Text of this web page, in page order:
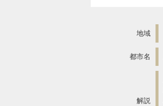
地域
都市名
解説